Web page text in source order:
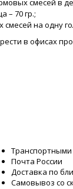
– 70 гр.;
на одну
в офисах
Транспортными
Почта России
Доставка по
Самовывоз со